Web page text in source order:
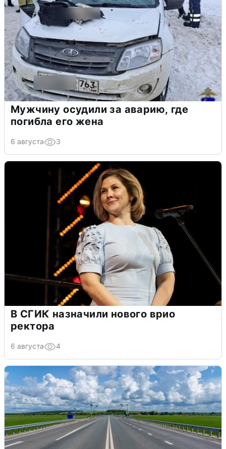
Мужчину осудили за аварию, где
погибла его жена
6 августа 3
В СГИК назначили нового врио
ректора
6 августа 4